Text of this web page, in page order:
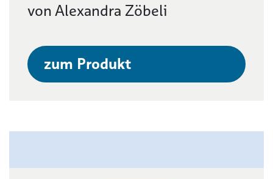
von Alexandra Zöbeli
zum Produkt